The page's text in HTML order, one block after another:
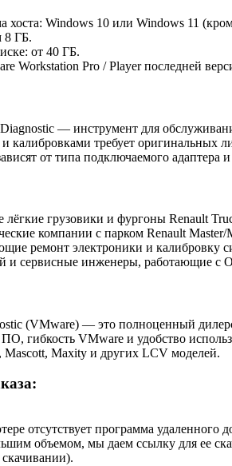
хоста: Windows 10 или Windows 11
ГБ.
от 40 ГБ.
Workstation Pro / Player последней
— инструмент для
калибровками требует оригинальных
от типа подключаемого адаптера
грузовики и фургоны Renault
компании с парком Renault Master/
ремонт электроники и калибровку
и сервисные инженеры, работающие с
(VMware) — это полноценный
гибкость VMware и удобство
Mascott, Maxity и других LCV моделей.
отсутствует программа удаленного
объемом, мы даем ссылку для ее